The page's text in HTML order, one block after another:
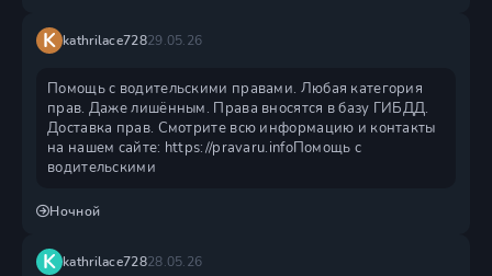
K kathrilace72829.05.26
Помощь с водительскими правами. Любая категория
прав. Даже лишённым. Права вносятся в базу ГИБДД.
Доставка прав. Смотрите всю информацию и контакты
на нашем сайте: https://pravaru.infoПомощь с
водительскими
Ночной
K kathrilace72828.05.26